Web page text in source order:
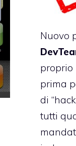
Nuovo
proprio
prima
di
tutti